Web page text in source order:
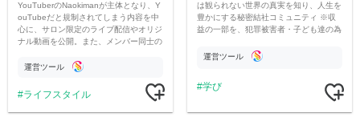
YouTuberのNaokimanが主体となり、Y
ouTubeだと規制されてしまう内容を中
心に、サロン限定のライブ配信やオリジ
ナル動画を公開。また、メンバー同士の
ただいています。
運営ツール
ライフスタイル
は観られない世界の真実を知り、人生を
豊かにする秘密結社コミュニティ ※収
益の一部を、犯罪被害者・子ども達の為
す運営ツール
学び